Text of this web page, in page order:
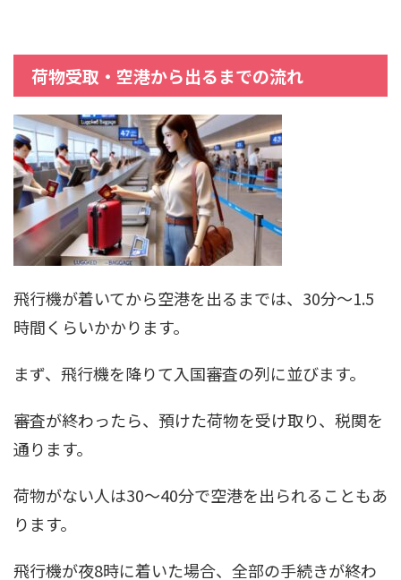
荷物受取・空港から出るまでの流れ
飛行機が着いてから空港を出るまでは、30分～1.5
時間くらいかかります。
まず、飛行機を降りて入国審査の列に並びます。
審査が終わったら、預けた荷物を受け取り、税関を
通ります。
荷物がない人は30～40分で空港を出られることもあ
ります。
飛行機が夜8時に着いた場合、全部の手続きが終わ